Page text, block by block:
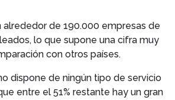
alrededor de 190.000 empresas de
lo que supone una cifra muy
con otros países.
dispone de ningún tipo de servicio
entre el 51% restante hay un gran